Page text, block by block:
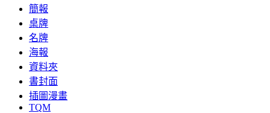
簡報
桌牌
名牌
海報
資料夾
書封面
插圖漫畫
TQM